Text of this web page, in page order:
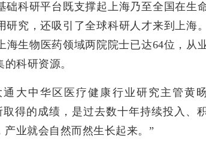
础科研平台既支撑起上海乃至全国在生
研究，还吸引了全球科研人才来到上海
海生物医药领域两院院士已达64位，从
科研资源。
大中华区医疗健康行业研究主管黄
得的成绩，是过去数十年持续投入、
业就会自然而然生长起来。”